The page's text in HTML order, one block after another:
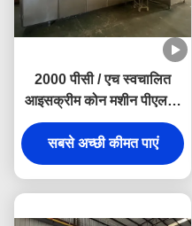
2000 पीसी / एच स्वचालित
आइसक्रीम कोन मशीन पीएलसी
नियंत्रण
सबसे अच्छी कीमत पाएं